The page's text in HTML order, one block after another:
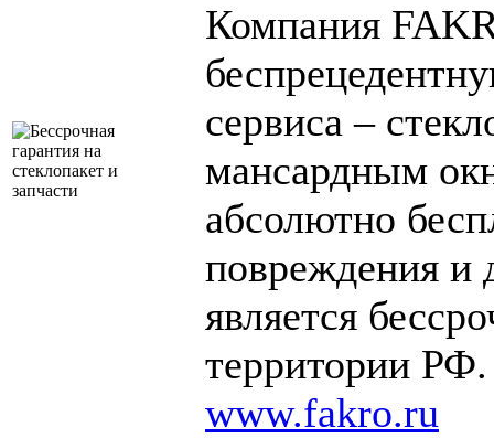
Компания
сервиса –
мансардным
абсолютно
повреждения и
является
территории
www.fakro.ru